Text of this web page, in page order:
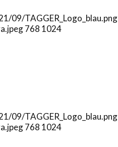
09/TAGGER_Logo_blau.png
768 1024
09/TAGGER_Logo_blau.png
768 1024